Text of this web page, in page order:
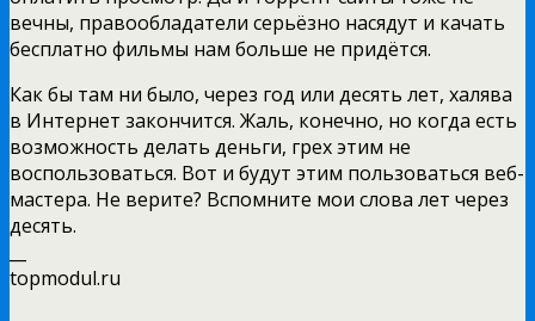
вечны, правообладатели серьёзно насядут и качать
бесплатно фильмы нам больше не придётся.
Как бы там ни было, через год или десять лет, халява
в Интернет закончится. Жаль, конечно, но когда есть
возможность делать деньги, грех этим не
воспользоваться. Вот и будут этим пользоваться веб-
мастера. Не верите? Вспомните мои слова лет через
десять.
topmodul.ru